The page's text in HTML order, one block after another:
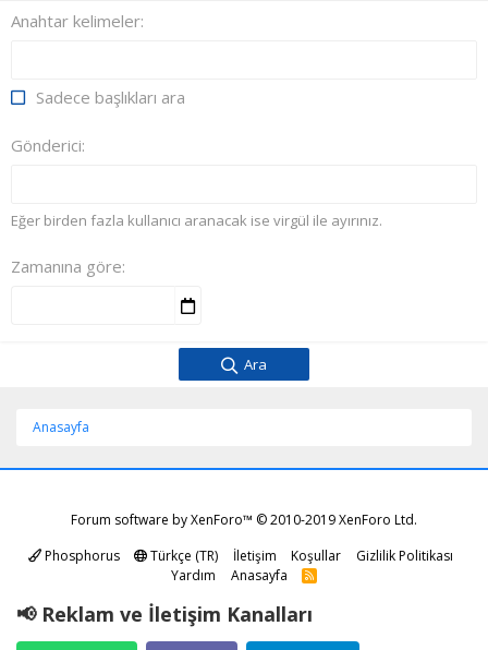
Anahtar kelimeler
Sadece başlıkları ara
Gönderici
Eğer birden fazla kullanıcı aranacak ise virgül ile ayırınız.
Zamanına göre
Ara
Anasayfa
Forum software by XenForo™ © 2010-2019 XenForo Ltd.
Phosphorus
Türkçe (TR) İletişim Koşullar
Gizlilik Politikası
Yardım
Anasayfa
R
📢 Reklam ve İletişim Kanalları